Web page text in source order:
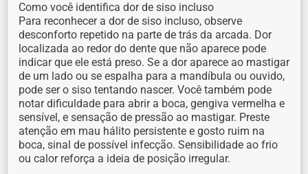
Como você identifica dor de siso incluso
Para reconhecer a dor de siso incluso, observe
desconforto repetido na parte de trás da arcada. Dor
localizada ao redor do dente que não aparece pode
indicar que ele está preso. Se a dor aparece ao mastigar
de um lado ou se espalha para a mandíbula ou ouvido,
pode ser o siso tentando nascer. Você também pode
notar dificuldade para abrir a boca, gengiva vermelha e
sensível, e sensação de pressão ao mastigar. Preste
atenção em mau hálito persistente e gosto ruim na
boca, sinal de possível infecção. Sensibilidade ao frio
ou calor reforça a ideia de posição irregular.